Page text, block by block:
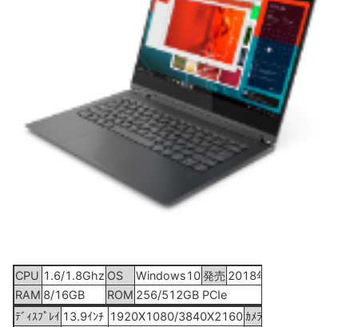
CPU 1.6/1.8Ghz OS Windows10発売 2018年11月13日
RAM 8/16GB ROM 256/512GB PCIe
ﾃﾞｨｽﾌﾟﾚｲ 13.9ｲﾝﾁ 1920X1080/3840X2160 ｶﾒﾗ